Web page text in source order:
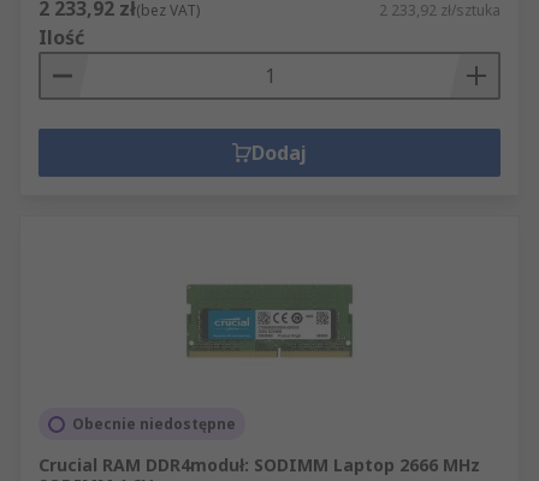
2 233,92 zł(bez VAT) 2 233,92 zł/sztuka
Ilość
Dodaj
Obecnie niedostępne
Crucial RAM DDR4moduł: SODIMM Laptop 2666 MHz